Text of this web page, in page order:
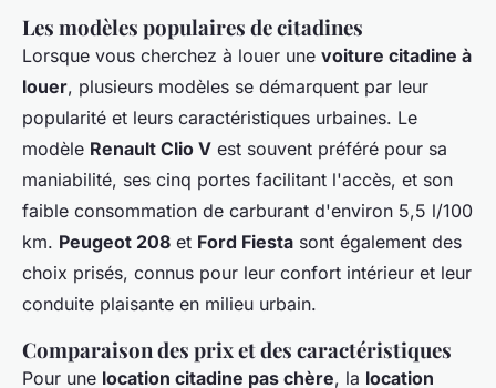
Les modèles populaires de citadines
Lorsque vous cherchez à louer une voiture citadine à
louer, plusieurs modèles se démarquent par leur
popularité et leurs caractéristiques urbaines. Le
modèle Renault Clio V est souvent préféré pour sa
maniabilité, ses cinq portes facilitant l'accès, et son
faible consommation de carburant d'environ 5,5 l/100
km. Peugeot 208 et Ford Fiesta sont également des
choix prisés, connus pour leur confort intérieur et leur
conduite plaisante en milieu urbain.
Comparaison des prix et des caractéristiques
Pour une location citadine pas chère, la location